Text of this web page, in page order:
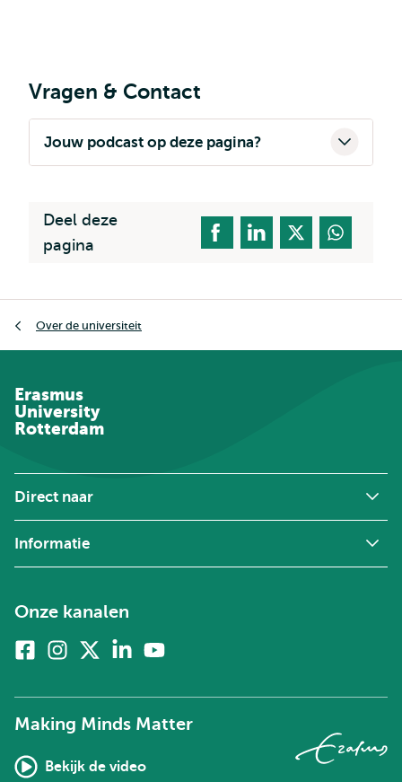
Vragen & Contact
Jouw podcast op deze pagina?
Deel deze
pagina
Over de universiteit
Erasmus
University
Rotterdam
Direct naar
Informatie
Onze kanalen
FacebookInstagram
twitter)
Linkedin
Making Minds Matter
Bekijk de video